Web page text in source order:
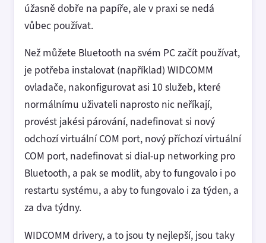
úžasně dobře na papíře, ale v praxi se nedá
vůbec používat.
Než můžete Bluetooth na svém PC začít používat,
je potřeba instalovat (například) WIDCOMM
ovladače, nakonfigurovat asi 10 služeb, které
normálnímu uživateli naprosto nic neříkají,
provést jakési párování, nadefinovat si nový
odchozí virtuální COM port, nový příchozí virtuální
COM port, nadefinovat si dial-up networking pro
Bluetooth, a pak se modlit, aby to fungovalo i po
restartu systému, a aby to fungovalo i za týden, a
za dva týdny.
WIDCOMM drivery, a to jsou ty nejlepší, jsou taky